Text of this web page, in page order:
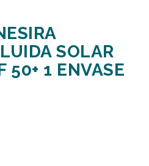
SOLAR
50+ 1 ENVASE